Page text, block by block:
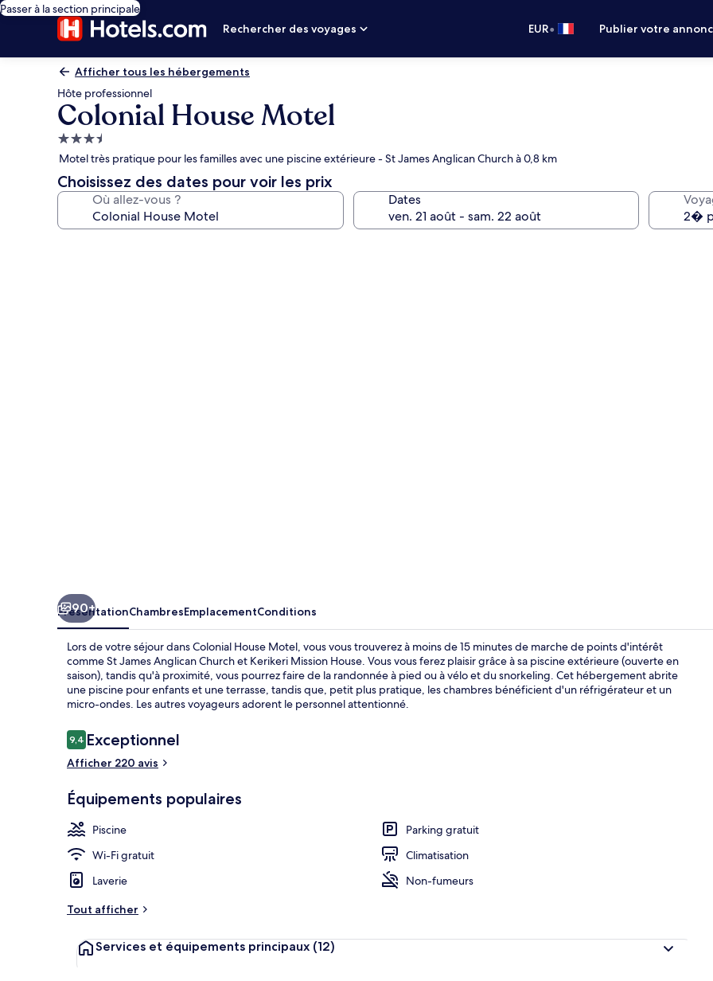
Passer à la section principale
Rechercher des voyages
EUR• Publier votre
Afficher tous les hébergements
Hôte professionnel
Colonial House Motel
Hébergement
3.5 étoiles
Motel très pratique pour les familles avec une piscine extérieure - St James Anglican Church à 0,8 km
Choisissez des dates pour voir les prix
Où allez-vous ? Dates
Jardin
90+
PrésentationChambresEmplacementConditions
Lors de votre séjour dans Colonial House Motel, vous vous trouverez à moins de 15 minutes de marche de points d'intérêt
comme St James Anglican Church et Kerikeri Mission House. Vous vous ferez plaisir grâce à sa piscine extérieure (ouverte en
saison), tandis qu'à proximité, vous pourrez faire de la randonnée à pied ou à vélo et du snorkeling. Cet hébergement abrite
une piscine pour enfants et une terrasse, tandis que, petit plus pratique, les chambres bénéficient d'un réfrigérateur et un
micro-ondes. Les autres voyageurs adorent le personnel attentionné.
Avis
voyageurs
9,49,4 sur 10
Exceptionnel
Afficher 220 avis
Équipements populaires
Piscine
Parking gratuit
Wi-Fi gratuit
Climatisation
Laverie
Non-fumeurs
Tout afficher
Services et équipements principaux (12)